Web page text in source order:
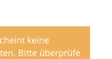
keine
Bitte überprüfe